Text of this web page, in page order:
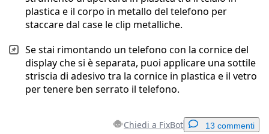
plastica e il corpo in metallo del telefono per
staccare dal case le clip metalliche.
Se stai rimontando un telefono con la cornice del
display che si è separata, puoi applicare una sottile
striscia di adesivo tra la cornice in plastica e il vetro
per tenere ben serrato il telefono.
Chiedi a FixBot 13 commenti